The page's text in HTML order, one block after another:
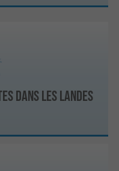
dans les Landes